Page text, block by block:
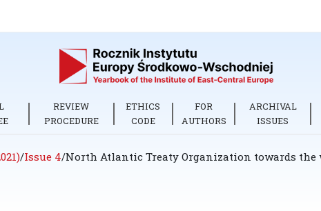
REVIEW
PROCEDURE
ETHICS
CODE
FOR
AUTHORS
ARCHIVAL
ISSUES
/Issue 4/North Atlantic Treaty Organization towards the